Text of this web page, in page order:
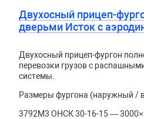
Двухосный прицеп-
дверьми Исток с
Двухосный прицеп-фургон
перевозки грузов с
системы.
Размеры фургона (наружный /
3792М3 ОНСК 30-16-15 —